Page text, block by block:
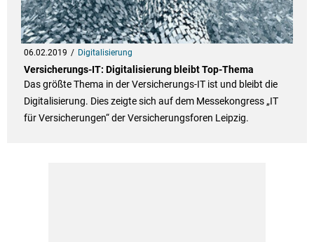
06.02.2019 Digitalisierung
Versicherungs-IT: Digitalisierung bleibt Top-Thema
Das größte Thema in der Versicherungs-IT ist und bleibt die
Digitalisierung. Dies zeigte sich auf dem Messekongress „IT
für Versicherungen“ der Versicherungsforen Leipzig.